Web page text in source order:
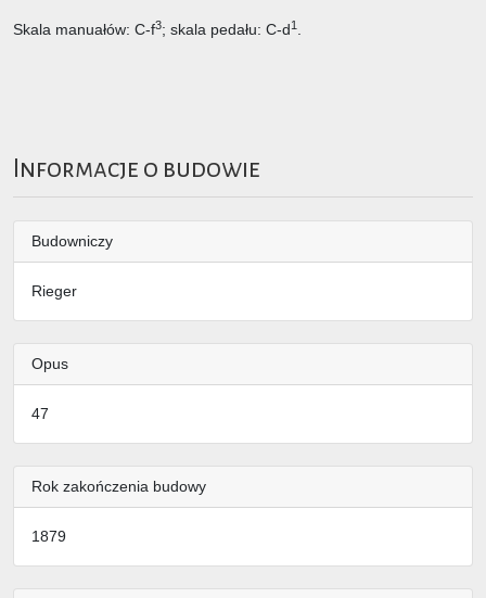
Skala manuałów: C-f3; skala pedału: C-d1
Informacje o budowie
Budowniczy
Rieger
Opus
47
Rok zakończenia budowy
1879